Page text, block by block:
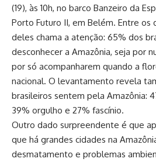
(19), às 10h, no barco Banzeiro da
Porto Futuro II, em Belém. Entre os
deles chama a atenção: 65% dos
desconhecer a Amazônia, seja por
por só acompanharem quando a
nacional. O levantamento revela
brasileiros sentem pela Amazônia:
39% orgulho e 27% fascínio.
Outro dado surpreendente é que
que há grandes cidades na
desmatamento e problemas